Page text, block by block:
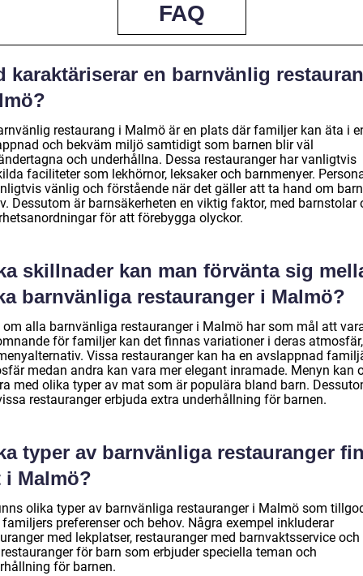
FAQ
karaktäriserar en barnvänlig
restaurang i Malmö är en plats där familjer kan äta i
och bekväm miljö samtidigt som barnen blir väl
och underhållna. Dessa restauranger har vanligtvis
faciliteter som lekhörnor, leksaker och barnmenyer.
vänlig och förstående när det gäller att ta hand om
Dessutom är barnsäkerheten en viktig faktor, med barnstolar
för att förebygga olyckor.
skillnader kan man förvänta sig
barnvänliga restauranger i Malmö?
om alla barnvänliga restauranger i Malmö har som mål att
för familjer kan det finnas variationer i deras
Vissa restauranger kan ha en avslappnad
medan andra kan vara mer elegant inramade. Menyn kan
med olika typer av mat som är populära bland barn.
restauranger erbjuda extra underhållning för barnen.
typer av barnvänliga restauranger
i Malmö?
olika typer av barnvänliga restauranger i Malmö som
preferenser och behov. Några exempel inkluderar
med lekplatser, restauranger med barnvaktsservice och
för barn som erbjuder speciella teman och
för barnen.